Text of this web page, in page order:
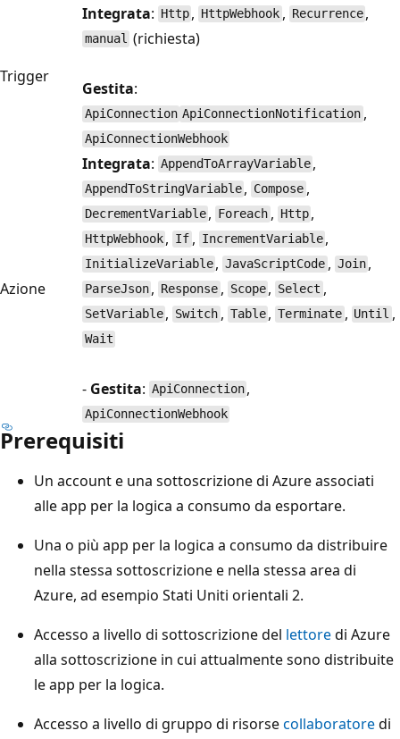
Trigger
Integrata: Http , HttpWebhook , Recurrence ,
manual (richiesta)
Gestita:
ApiConnection ApiConnectionNotification ,
ApiConnectionWebhook
Azione
Integrata: AppendToArrayVariable ,
AppendToStringVariable , Compose ,
DecrementVariable , Foreach , Http ,
HttpWebhook , If, IncrementVariable ,
InitializeVariable , JavaScriptCode , Join ,
ParseJson , Response , Scope , Select ,
SetVariable , Switch , Table , Terminate , Until ,
Wait
- Gestita: ApiConnection ,
ApiConnectionWebhook
Prerequisiti
Un account e una sottoscrizione di Azure associati
alle app per la logica a consumo da esportare.
Una o più app per la logica a consumo da distribuire
nella stessa sottoscrizione e nella stessa area di
Azure, ad esempio Stati Uniti orientali 2.
Accesso a livello di sottoscrizione del lettoredi Azure
alla sottoscrizione in cui attualmente sono distribuite
le app per la logica.
Accesso a livello di gruppo di risorsecollaboratoredi